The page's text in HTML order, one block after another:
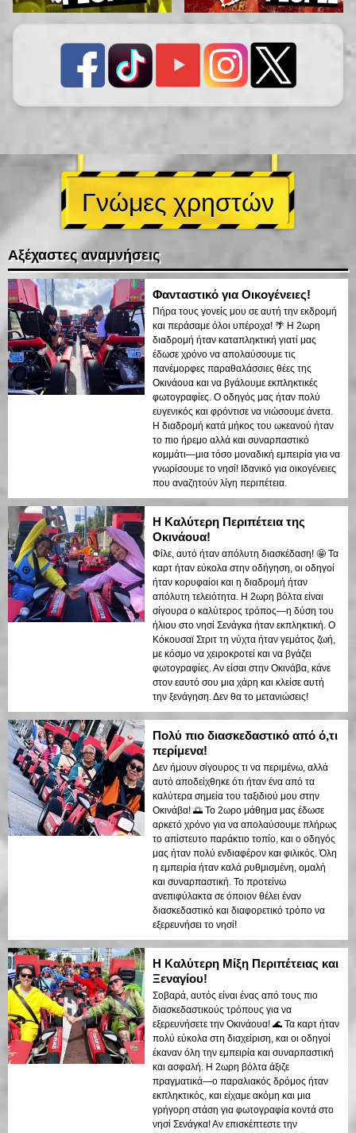
Γνώμες χρηστών
Αξέχαστες αναμνήσεις
Φανταστικό για Οικογένειες!
Πήρα τους γονείς μου σε αυτή την εκδρομή
και περάσαμε όλοι υπέροχα! 🌴 Η 2ωρη
διαδρομή ήταν καταπληκτική γιατί μας
έδωσε χρόνο να απολαύσουμε τις
πανέμορφες παραθαλάσσιες θέες της
Οκινάουα και να βγάλουμε εκπληκτικές
φωτογραφίες. Ο οδηγός μας ήταν πολύ
ευγενικός και φρόντισε να νιώσουμε άνετα.
Η διαδρομή κατά μήκος του ωκεανού ήταν
το πιο ήρεμο αλλά και συναρπαστικό
κομμάτι—μια τόσο μοναδική εμπειρία για να
γνωρίσουμε το νησί! Ιδανικό για οικογένειες
που αναζητούν λίγη περιπέτεια.
Η Καλύτερη Περιπέτεια της
Οκινάουα!
Φίλε, αυτό ήταν απόλυτη διασκέδαση! 🤩 Τα
καρτ ήταν εύκολα στην οδήγηση, οι οδηγοί
ήταν κορυφαίοι και η διαδρομή ήταν
απόλυτη τελειότητα. Η 2ωρη βόλτα είναι
σίγουρα ο καλύτερος τρόπος—η δύση του
ήλιου στο νησί Σενάγκα ήταν εκπληκτική. Ο
Κόκουσαϊ Στριτ τη νύχτα ήταν γεμάτος ζωή,
με κόσμο να χειροκροτεί και να βγάζει
φωτογραφίες. Αν είσαι στην Οκινάβα, κάνε
στον εαυτό σου μια χάρη και κλείσε αυτή
την ξενάγηση. Δεν θα το μετανιώσεις!
Πολύ πιο διασκεδαστικό από ό,τι
περίμενα!
Δεν ήμουν σίγουρος τι να περιμένω, αλλά
αυτό αποδείχθηκε ότι ήταν ένα από τα
καλύτερα σημεία του ταξιδιού μου στην
Οκινάβα! 🌅 Το 2ωρο μάθημα μας έδωσε
αρκετό χρόνο για να απολαύσουμε πλήρως
το απίστευτο παράκτιο τοπίο, και ο οδηγός
μας ήταν πολύ ενδιαφέρον και φιλικός. Όλη
η εμπειρία ήταν καλά ρυθμισμένη, ομαλή
και συναρπαστική. Το προτείνω
ανεπιφύλακτα σε όποιον θέλει έναν
διασκεδαστικό και διαφορετικό τρόπο να
εξερευνήσει το νησί!
Η Καλύτερη Μίξη Περιπέτειας και
Ξεναγίου!
Σοβαρά, αυτός είναι ένας από τους πιο
διασκεδαστικούς τρόπους για να
εξερευνήσετε την Οκινάουα! 🌊 Τα καρτ ήταν
πολύ εύκολα στη διαχείριση, και οι οδηγοί
έκαναν όλη την εμπειρία και συναρπαστική
και ασφαλή. Η 2ωρη βόλτα άξιζε
πραγματικά—ο παραλιακός δρόμος ήταν
εκπληκτικός, και είχαμε ακόμη και μια
γρήγορη στάση για φωτογραφία κοντά στο
νησί Σενάγκα! Αν επισκέπτεστε την